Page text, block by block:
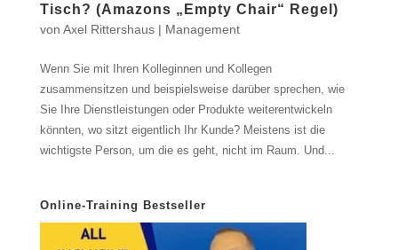
Tisch? (Amazons „Empty Chair“ Regel)
von Axel Rittershaus| Management
Wenn Sie mit Ihren Kolleginnen und Kollegen
zusammensitzen und beispielsweise darüber sprechen, wie
Sie Ihre Dienstleistungen oder Produkte weiterentwickeln
könnten, wo sitzt eigentlich Ihr Kunde? Meistens ist die
wichtigste Person, um die es geht, nicht im Raum. Und...
Online-Training Bestseller